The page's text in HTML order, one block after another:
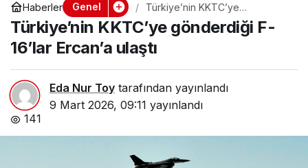
Haberler Genel
Türkiye’nin KKTC’ye
gönderdiği F-16’lar Ercan’a
ulaştı
Türkiye’nin KKTC’ye gönderdiği F-
16’lar Ercan’a ulaştı
Eda Nur Toy tarafından yayınlandı
9 Mart 2026, 09:11 yayınlandı
141